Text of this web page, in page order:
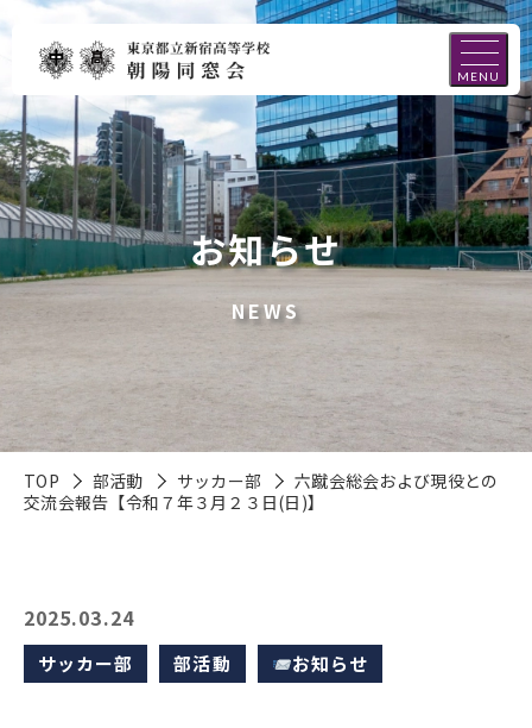
MENU
お知らせ
NEWS
TOP 部活動 サッカー部
六蹴会総会および現役との
交流会報告【令和７年３月２３日(日)】
2025.03.24
サッカー部 部活動 お知らせ